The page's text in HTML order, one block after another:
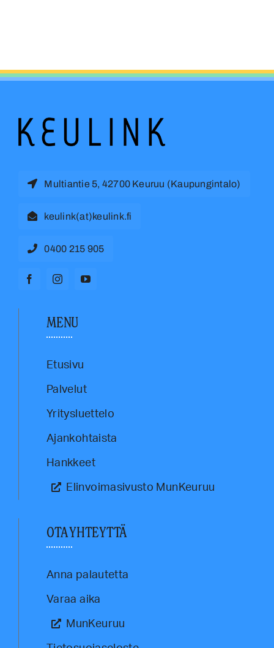
Multiantie 5, 42700 Keuruu (Kaupungintalo)
keulink(at)keulink.fi
0400 215 905
MENU
Etusivu
Palvelut
Yritysluettelo
Ajankohtaista
Hankkeet
Elinvoimasivusto MunKeuruu
OTA YHTEYTTÄ
Anna palautetta
Varaa aika
MunKeuruu